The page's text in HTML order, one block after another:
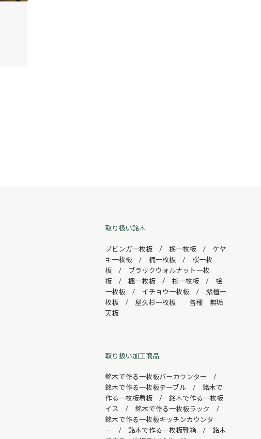
取り扱い銘木
ブビンガ一枚板 / 栃一枚板 / ケヤ
キ一枚板 / 楠一枚板 / 桜一枚
板 / ブラックウォルナット一枚
板 / 楓一枚板 / 杉一枚板 / 桧
一枚板 / イチョウ一枚板 / 紫檀一
枚板 / 屋久杉一枚板 各種 無垢
天板
取り扱い加工商品
銘木で作る一枚板バーカウンター /
銘木で作る一枚板テーブル / 銘木で
作る一枚板看板 / 銘木で作る一枚板
イス / 銘木で作る一枚板ラック /
銘木で作る一枚板キッチンカウンタ
ー / 銘木で作る一枚板靴箱 / 銘木